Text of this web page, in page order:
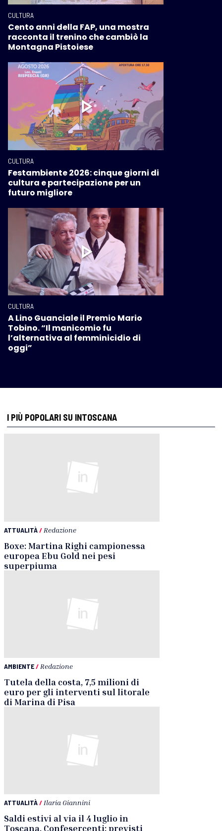
CULTURA
Cento anni della FAP, una mostra
racconta il trenino che cambiò la
Montagna Pistoiese
CULTURA
Festambiente 2026: cinque giorni di
cultura e partecipazione per un
futuro migliore
CULTURA
A Lino Guanciale il Premio Mario
Tobino. “Il manicomio fu
l’alternativa al femminicidio di
oggi”
I PIÙ POPOLARI SU INTOSCANA
ATTUALITÀ/ Redazione
Boxe: Martina Righi campionessa
europea Ebu Gold nei pesi
superpiuma
AMBIENTE/ Redazione
Tutela della costa, 7,5 milioni di
euro per gli interventi sul litorale
di Marina di Pisa
ATTUALITÀ/ Ilaria Giannini
Saldi estivi al via il 4 luglio in
Toscana, Confesercenti: previsti